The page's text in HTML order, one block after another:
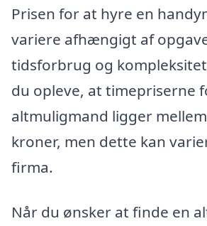
Prisen for at hyre en
variere afhængigt af
tidsforbrug og
du opleve, at timepriserne
altmuligmand ligger
kroner, men dette kan
firma.
Når du ønsker at finde en